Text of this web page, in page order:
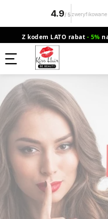
Z kodem LATO rabat - 5%
wysyłka gratis od
4.9/ 5 zweryfikowane